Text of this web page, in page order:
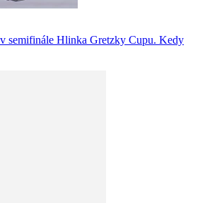
semifinále Hlinka Gretzky Cupu. Kedy